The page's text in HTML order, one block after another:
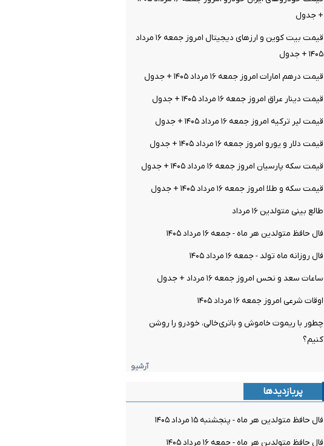
+ جدول
قیمت بیت کوین و ارز‌های دیجیتال امروز جمعه ۱۶ مرداد
۱۴۰۵ + جدول
قیمت درهم امارات امروز جمعه ۱۶ مرداد ۱۴۰۵ + جدول
قیمت دینار عراق امروز جمعه ۱۶ مرداد ۱۴۰۵ + جدول
قیمت لیر ترکیه امروز جمعه ۱۶ مرداد ۱۴۰۵ + جدول
قیمت دلار و یورو امروز جمعه ۱۶ مرداد ۱۴۰۵ + جدول
قیمت سکه پارسیان امروز جمعه ۱۶ مرداد ۱۴۰۵ + جدول
قیمت سکه و طلا امروز جمعه ۱۶ مرداد ۱۴۰۵ + جدول
طالع بینی متولدین ۱۶ مرداد
فال حافظ متولدین هر ماه - جمعه ۱۶ مرداد ۱۴۰۵
فال روزانه ماه تولد - جمعه ۱۶ مرداد ۱۴۰۵
ساعات سعد و نحس امروز جمعه ۱۶ مرداد + جدول
اوقات شرعی امروز جمعه ۱۶ مرداد ۱۴۰۵
چطور با ریموت خاموش و باتری‌خالی، خودرو را روشن
کنیم؟
آرشیو
پربازدیدها
فال حافظ متولدین هر ماه - پنجشنبه ۱۵ مرداد ۱۴۰۵
فال حافظ متولدین هر ماه - جمعه ۱۶ مرداد ۱۴۰۵